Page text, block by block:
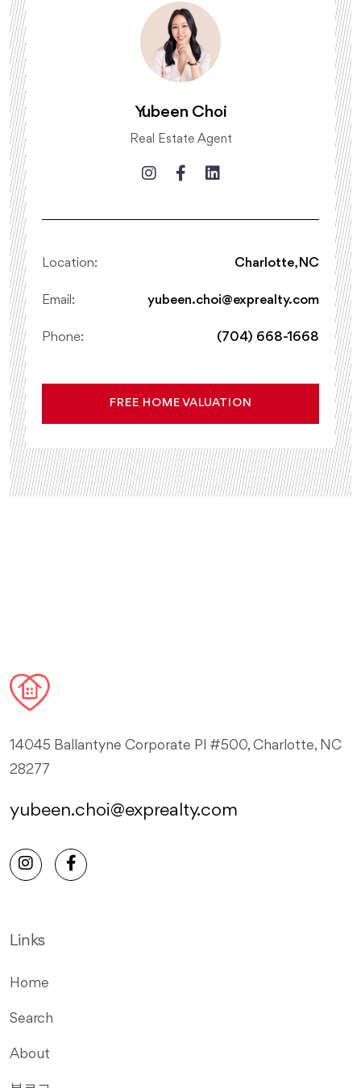
Yubeen Choi
Real Estate Agent
Location: Charlotte, NC
Email: yubeen.choi@exprealty.com
Phone: (704) 668-1668
FREE HOME VALUATION
14045 Ballantyne Corporate Pl #500, Charlotte, NC
28277
yubeen.choi@exprealty.com
Links
Home
Search
About